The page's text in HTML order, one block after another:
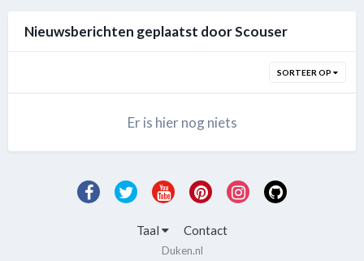
Nieuwsberichten geplaatst door Scouser
SORTEER OP
Er is hier nog niets
Taal Contact
Duken.nl